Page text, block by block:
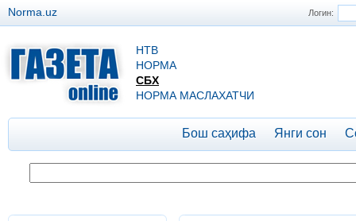
Логин:
Norma.uz
НТВ
НОРМА
СБХ
НОРМА МАСЛАХАТЧИ
Бош саҳифа Янги сон